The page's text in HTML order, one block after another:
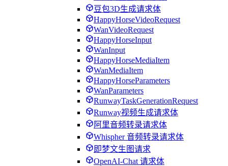
豆包3D生成请求体
HappyHorseVideoRequest
WanVideoRequest
HappyHorseInput
WanInput
HappyHorseMediaItem
WanMediaItem
HappyHorseParameters
WanParameters
RunwayTaskGenerationRequest
Runway视频生成请求体
阿里音频转录请求体
Whispher 音频转录请求体
即梦文生图请求
OpenAI-Chat 请求体